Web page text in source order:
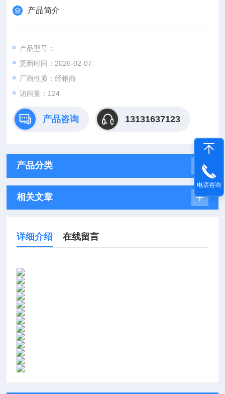
产品简介
产品型号：
更新时间：2026-02-07
厂商性质：经销商
访问量：124
产品咨询 13131637123
产品分类
相关文章
详细介绍 在线留言
电话咨询